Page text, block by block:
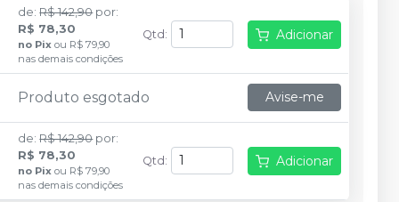
de: R$ 142,90 por:
R$ 78,30
no Pix ou R$ 79,90
nas demais condições
Qtd : Adicionar
Produto esgotado Avise-me
de: R$ 142,90 por:
R$ 78,30
no Pix ou R$ 79,90
nas demais condições
Qtd : Adicionar